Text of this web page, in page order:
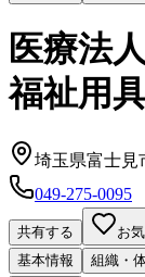
医療法
福祉用
埼玉県富士見
049-275-0095
共有する
お
基本情報
組織・